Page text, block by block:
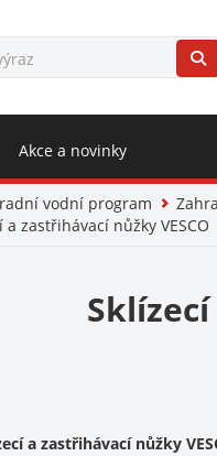
Akce a novinky
vodní program
a zastřihávací nůžky VESCO
a zastřihávací nůžky